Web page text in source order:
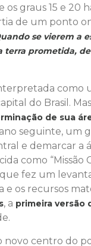
graus 15 e 20
de um ponto
se vierem a
terra prometida,
do Brasil.
de sua
seguinte, um
e demarcar a
como “Missão
fez um
e os recursos
, a primeira versão
novo centro do